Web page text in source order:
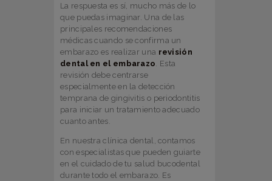
La respuesta es sí, mucho más de lo
que puedas imaginar. Una de las
principales recomendaciones
médicas cuando se confirma un
embarazo es realizar una revisión
dental en el embarazo . Esta
revisión debe centrarse
especialmente en la detección
temprana de gingivitis o periodontitis
para iniciar un tratamiento adecuado
cuanto antes.
En nuestra clínica dental, contamos
con especialistas que pueden guiarte
en el cuidado de tu salud bucodental
durante todo el embarazo. Es